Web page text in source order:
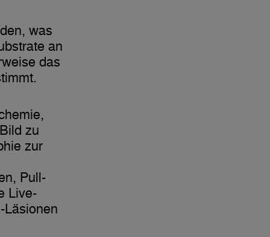
was
an
das
zu
zur
Pull-
Live-
Läsionen